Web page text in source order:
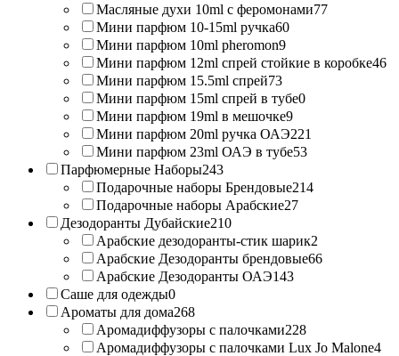
Масляные духи 10ml с феромонами77
Мини парфюм 10-15ml ручка60
Мини парфюм 10ml pheromon9
Мини парфюм 12ml спрей стойкие в коробке46
Мини парфюм 15.5ml спрей73
Мини парфюм 15ml спрей в тубе0
Мини парфюм 19ml в мешочке9
Мини парфюм 20ml ручка ОАЭ221
Мини парфюм 23ml ОАЭ в тубе53
Парфюмерные Наборы243
Подарочные наборы Брендовые214
Подарочные наборы Арабские27
Дезодоранты Дубайские210
Арабские дезодоранты-стик шарик2
Арабские Дезодоранты брендовые66
Арабские Дезодоранты ОАЭ143
Саше для одежды0
Ароматы для дома268
Аромадиффузоры с палочками228
Аромадиффузоры с палочками Lux Jo Malone4